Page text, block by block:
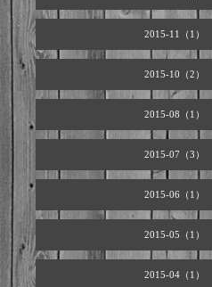
2015-11（1）
2015-10（2）
2015-08（1）
2015-07（3）
2015-06（1）
2015-05（1）
2015-04（1）